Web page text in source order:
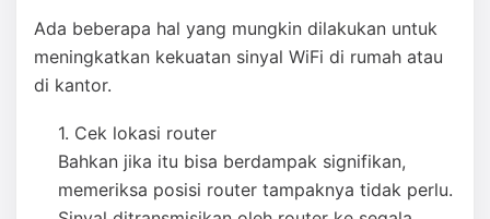
Ada beberapa hal yang mungkin dilakukan untuk
meningkatkan kekuatan sinyal WiFi di rumah atau
di kantor.
Cek lokasi router
Bahkan jika itu bisa berdampak signifikan,
memeriksa posisi router tampaknya tidak perlu.